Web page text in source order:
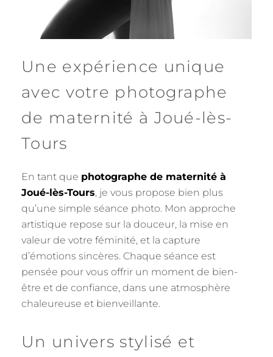
Une expérience unique
avec votre photographe
de maternité à Joué-lès-
Tours
En tant que photographe de maternité à
Joué-lès-Tours, je vous propose bien plus
qu’une simple séance photo. Mon approche
artistique repose sur la douceur, la mise en
valeur de votre féminité, et la capture
d’émotions sincères. Chaque séance est
pensée pour vous offrir un moment de bien-
être et de confiance, dans une atmosphère
chaleureuse et bienveillante.
Un univers stylisé et